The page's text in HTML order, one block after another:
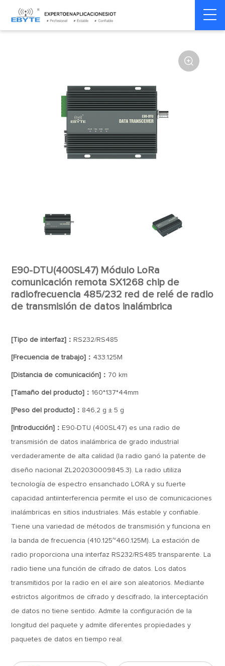
Home > Módem >
inalámbrico

E90-DTU(400SL47) Módulo LoRa
comunicación remota SX1268 chip de
radiofrecuencia 485/232 red de relé de radio
de transmisión de datos inalámbrica
[Tipo de interfaz]： RS232/RS485
[Frecuencia de trabajo]： 433.125M
[Distancia de comunicación]： 70 km
[Tamaño del producto]： 160*137*44mm
[Peso del producto]： 846,2 g ± 5 g
[Introducción]： E90-DTU (400SL47) es una radio de
transmisión de datos inalámbrica de grado industrial
verdaderamente de alta calidad (la radio ganó la patente de
diseño nacional ZL202030009845.3). La radio utiliza
tecnología de espectro ensanchado LORA y su fuerte
capacidad antiinterferencia permite el uso de comunicaciones
inalámbricas en sitios industriales. Más estable y confiable.
Tiene una variedad de métodos de transmisión y funciona en
la banda de frecuencia (410.125~460.125M). La estación de
radio proporciona una interfaz RS232/RS485 transparente. La
radio tiene una función de cifrado de datos. Los datos
transmitidos por la radio en el aire son aleatorios. Mediante
estrictos algoritmos de cifrado y descifrado, la interceptación
de datos no tiene sentido. Admite la configuración de la
longitud del paquete y admite diferentes propiedades y
paquetes de datos en tiempo real.